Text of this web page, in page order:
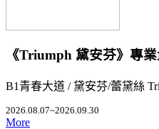
《Triumph 黛安芬》專
B1青春大道 / 黛安芬/蕾黛絲
2026.08.07~2026.09.30
More